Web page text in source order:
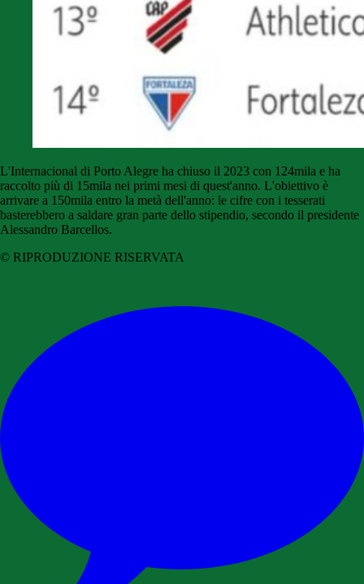
L'Internacional di Porto Alegre ha chiuso il 2023 con 124mila e ha
raccolto più di 15mila nei primi mesi di quest'anno. L'obiettivo è
arrivare a 150mila entro la metà dell'anno: le cifre con i tesserati
basterebbero a saldare gran parte dello stipendio, secondo il presidente
Alessandro Barcellos.
© RIPRODUZIONE RISERVATA